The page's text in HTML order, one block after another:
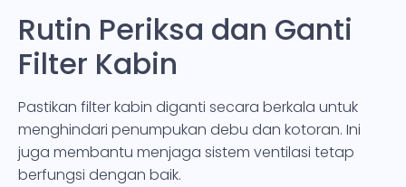
Rutin Periksa dan Ganti
Filter Kabin
Pastikan filter kabin diganti secara berkala untuk
menghindari penumpukan debu dan kotoran. Ini
juga membantu menjaga sistem ventilasi tetap
berfungsi dengan baik.